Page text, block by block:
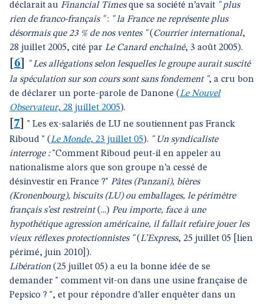
déclarait au Financial Timesque sa société n’avait " plus
rien de franco-français ": " la France ne représente plus
désormais que 23 % de nos ventes "( Courrier international,
28 juillet 2005, cité par Le Canard enchaîné, 3 août 2005).
6
" Les allégations selon lesquelles le groupe aurait suscité
la spéculation sur son cours sont sans fondement ", a cru bon
de déclarer un porte-parole de Danone (Le Nouvel
Observateur, 28 juillet 2005).
7
" Les ex-salariés de LU ne soutiennent pas Franck
Riboud " (Le Monde, 23 juillet 05). " Un syndicaliste
interroge :"Comment Riboud peut-il en appeler au
nationalisme alors que son groupe n’a cessé de
désinvestir en France ?" Pâtes (Panzani), bières
(Kronenbourg), biscuits (LU) ou emballages, le périmètre
français s’est restreint(...) Peu importe, face à une
hypothétique agression américaine, il fallait refaire jouer les
vieux réflexes protectionnistes "(L’Express, 25 juillet 05 [lien
périmé, juin 2010]).
Libération (25 juillet 05) a eu la bonne idée de se
demander " comment vit-on dans une usine française de
Pepsico ? ", et pour répondre d’aller enquêter dans un